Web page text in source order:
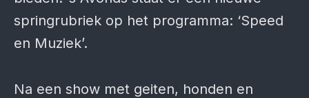
springrubriek op het programma: ‘Speed
en Muziek’.
Na een show met geiten, honden en